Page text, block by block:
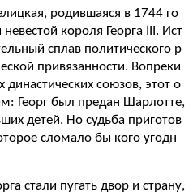
родившаяся в 1744 го
короля Георга III. Ист
сплав политического р
привязанности. Вопреки
союзов, этот о
Георг был предан Шарлотте,
детей. Но судьба приготов
сломало бы кого угодн
стали пугать двор и страну,